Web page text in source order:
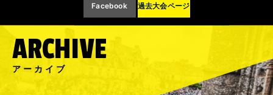
Facebook 過去大会ページ
ARCHIVE
アーカイブ